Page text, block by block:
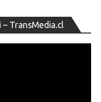
TransMedia.cl
de